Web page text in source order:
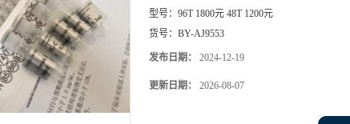
型号： 96T 1800元 48T 1200元
货号： BY-AJ9553
发布日期： 2024-12-19
更新日期： 2026-08-07